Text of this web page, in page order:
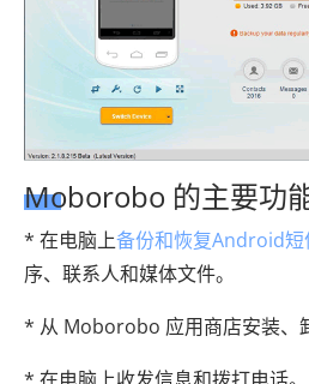
Moborobo 的主要功能
* 在电脑上备份和恢复Android短
序、联系人和媒体文件。
* 从 Moborobo 应用商店安装、